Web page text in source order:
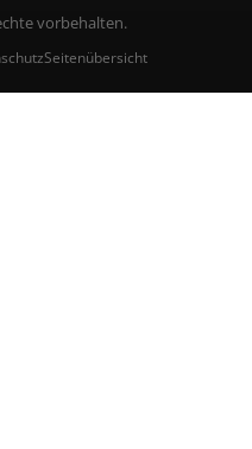
vorbehalten.
Seitenübersicht